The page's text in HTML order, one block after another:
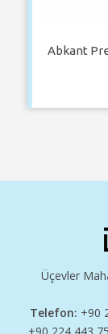
Abkant
Üçevler
Telefon: +90